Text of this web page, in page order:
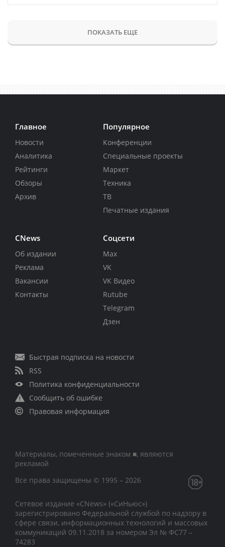
ПОКАЗАТЬ ЕЩЕ
Главное
Новости
Аналитика
Рейтинги
Обзоры
Архив
Популярное
Конференции
Специальные проекты
Маркет
Техника
ТВ
Печатные издания
CNews
Об издании
Реклама
Вакансии
Контакты
Соцсети
Max
VK
VK Видео
Rutube
Telegram
Дзен
Быстрая подписка на новости
RSS
Политика конфиденциальности
Сообщить об ошибке
Правовая информация
Материалы, помеченные знаком ■, являются
рекламой
Все права защищены © 1995 – 2026
Сетевое издание «CNews» («СиНьюс»)
зарегистрировано Федеральной службой по надзору в
сфере связи, информационных технологий и массовых
коммуникаций 09.11.2018 за номером Эл № ФС77 –
74283